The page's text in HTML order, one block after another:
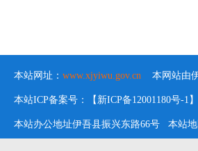
本站网址： www.xjyiwu.gov.cn 本网站由
本站ICP备案号：【新ICP备12001180号-1
本站办公地址伊吾县振兴东路66号 本站地